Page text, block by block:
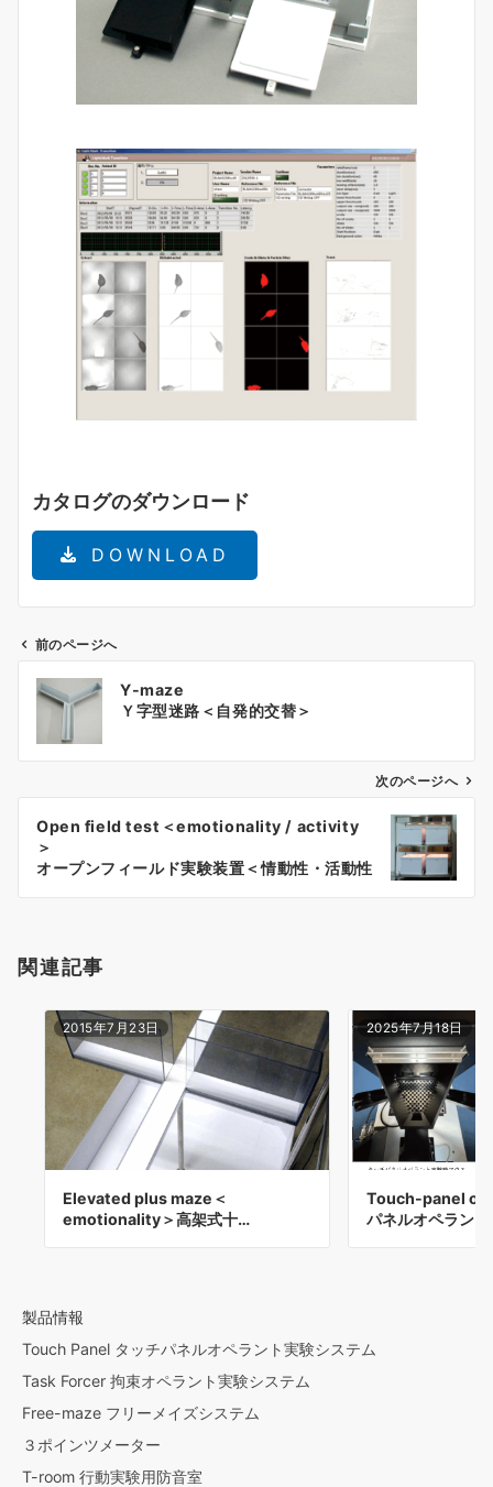
カタログのダウンロード
DOWNLOAD
ン
前のページへ
Y-maze
Ｙ字型迷路＜自発的交替＞
次のページへ
Open field test＜emotionality / activity
＞
オープンフィールド実験装置＜情動性・活動性
関連記事
2015年7月23日
Elevated plus maze＜
emotionality＞高架式十…
2025年7月18日
Touch-panel
パネルオペラン
製品情報
Touch Panel タッチパネルオペラント実験システム
Task Forcer 拘束オペラント実験システム
Free-maze フリーメイズシステム
３ポインツメーター
T-room 行動実験用防音室